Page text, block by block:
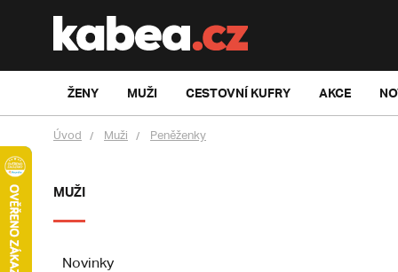
ŽENY MUŽI CESTOVNÍ KUFRY AKCE
Úvod Muži Peněženky
MUŽI
Novinky